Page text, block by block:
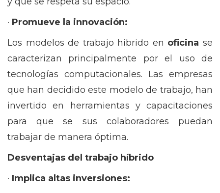
· Promueve la innovación:
Los modelos de trabajo hibrido en oficinase
caracterizan principalmente por el uso de
tecnologías computacionales. Las empresas
que han decidido este modelo de trabajo, han
invertido en herramientas y capacitaciones
para que se sus colaboradores puedan
trabajar de manera óptima.
Desventajas del trabajo híbrido
· Implica altas inversiones: